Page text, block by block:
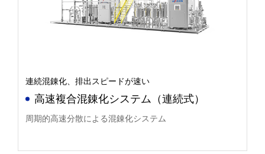
連続混錬化、排出スピードが速い
高速複合混錬化システム（連続式）
周期的高速分散による混錬化システム